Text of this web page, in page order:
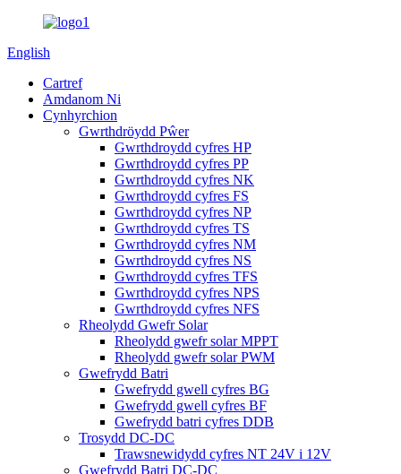
English
Cartref
Amdanom Ni
Cynhyrchion
Gwrthdröydd Pŵer
Gwrthdroydd cyfres HP
Gwrthdroydd cyfres PP
Gwrthdroydd cyfres NK
Gwrthdroydd cyfres FS
Gwrthdroydd cyfres NP
Gwrthdroydd cyfres TS
Gwrthdroydd cyfres NM
Gwrthdroydd cyfres NS
Gwrthdroydd cyfres TFS
Gwrthdroydd cyfres NPS
Gwrthdroydd cyfres NFS
Rheolydd Gwefr Solar
Rheolydd gwefr solar MPPT
Rheolydd gwefr solar PWM
Gwefrydd Batri
Gwefrydd gwell cyfres BG
Gwefrydd gwell cyfres BF
Gwefrydd batri cyfres DDB
Trosydd DC-DC
Trawsnewidydd cyfres NT 24V i 12V
Gwefrydd Batri DC-DC